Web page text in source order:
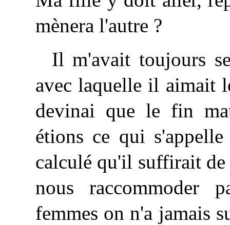
mènera l'autre ?
Il m'avait toujours
avec laquelle il aimait
devinai que le fin
étions ce qui
calculé qu'il suffirait
nous raccommoder
femmes on n'a jamais